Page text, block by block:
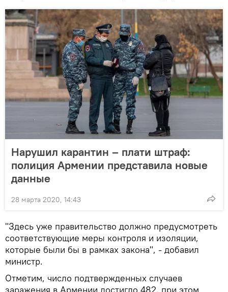
Нарушил карантин – плати штраф:
полиция Армении представила новые
данные
28 марта 2020, 14:43
"Здесь уже правительство должно предусмотреть
соответствующие меры контроля и изоляции,
которые были бы в рамках закона", - добавил
министр.
Отметим, число подтвержденных случаев